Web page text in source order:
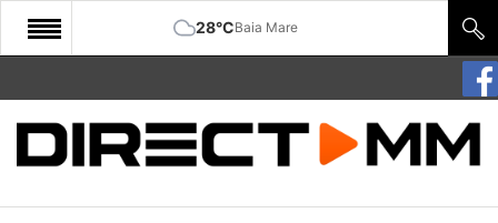
28°CBaia Mare
START
COMUNITATE